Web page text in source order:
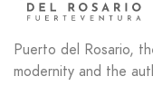
Puerto del Rosario,
modernity and the